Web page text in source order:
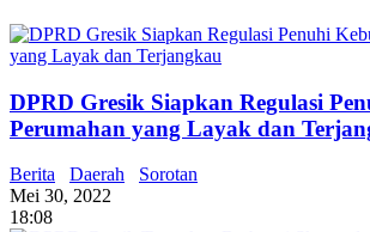
DPRD Gresik Siapkan Regulasi
Perumahan yang Layak dan
Berita Daerah
Sorotan
Mei 30, 2022
18:08